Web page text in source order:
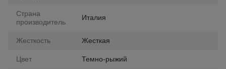
Страна
производитель
Италия
Жесткость Жесткая
Цвет Темно-рыжий